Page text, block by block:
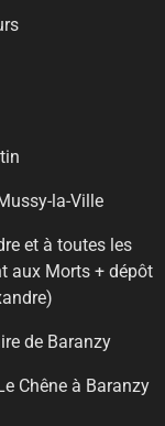
la-Ville
et à toutes les
aux Morts + dépôt
de Baranzy
Chêne à Baranzy